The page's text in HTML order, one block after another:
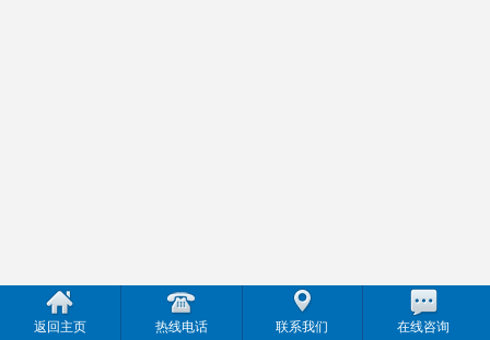
返回主页 热线电话 联系我们 在线咨询